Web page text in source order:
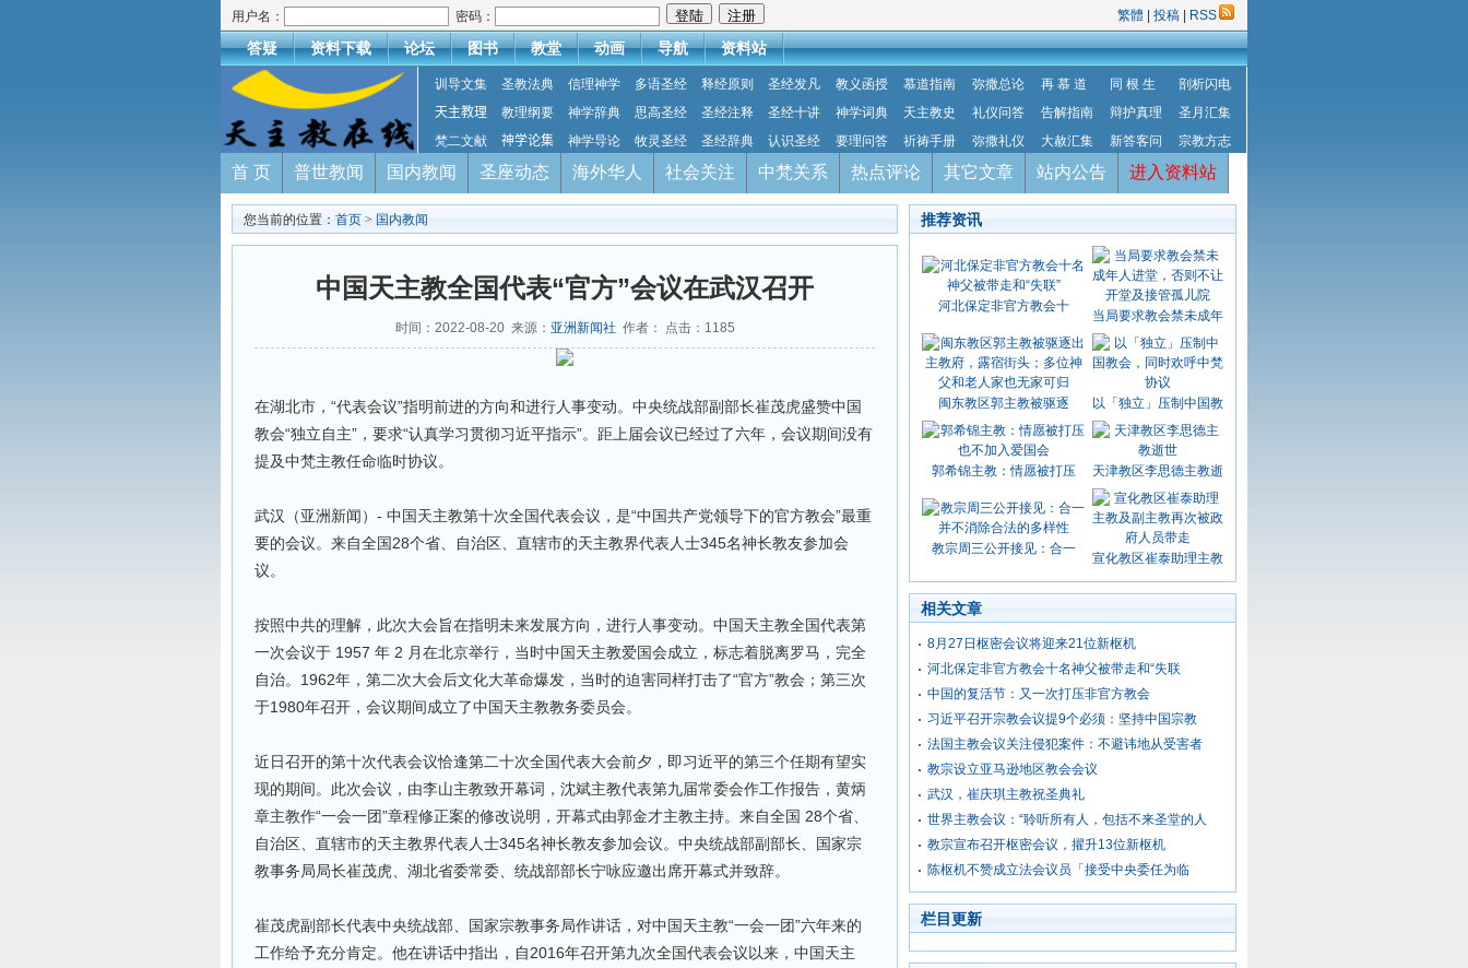
用户名： 密码： 繁體 投稿 RSS
答疑 资料下载 论坛 图书 教堂 动画 导航 资料站
训导文集 圣教法典 信理神学 多语圣经 释经原则 圣经发凡 教义函授 慕道指南 弥撒总论 再 慕 道 同 根 生
剖析闪电
天主教理
教理纲要 神学辞典 思高圣经 圣经注释 圣经十讲 神学词典 天主教史 礼仪问答 告解指南 辩护真理
圣月汇集
梵二文献
神学论集 神学导论 牧灵圣经 圣经辞典 认识圣经 要理问答 祈祷手册 弥撒礼仪 大赦汇集 新答客问 宗教方志
首 页 普世教闻 国内教闻 圣座动态 海外华人 社会关注 中梵关系 热点评论 其它文章 站内公告 进入资料站
您当前的位置： 首页 > 国内教闻
中国天主教全国代表“官方”会议在武汉召开
时间：2022-08-20 来源： 亚洲新闻社 作者： 点击： 1185
在湖北市，“代表会议”指明前进的方向和进行人事变动。中央统战部副部长崔茂虎盛赞中国
教会“独立自主”，要求“认真学习贯彻习近平指示”。距上届会议已经过了六年，会议期间没有
提及中梵主教任命临时协议。
武汉（亚洲新闻）- 中国天主教第十次全国代表会议，是“中国共产党领导下的官方教会”最重
要的会议。来自全国28个省、自治区、直辖市的天主教界代表人士345名神长教友参加会
议。
按照中共的理解，此次大会旨在指明未来发展方向，进行人事变动。中国天主教全国代表第
一次会议于 1957 年 2 月在北京举行，当时中国天主教爱国会成立，标志着脱离罗马，完全
自治。1962年，第二次大会后文化大革命爆发，当时的迫害同样打击了“官方”教会；第三次
于1980年召开，会议期间成立了中国天主教教务委员会。
近日召开的第十次代表会议恰逢第二十次全国代表大会前夕，即习近平的第三个任期有望实
现的期间。此次会议，由李山主教致开幕词，沈斌主教代表第九届常委会作工作报告，黄炳
章主教作“一会一团”章程修正案的修改说明，开幕式由郭金才主教主持。来自全国 28个省、
自治区、直辖市的天主教界代表人士345名神长教友参加会议。中央统战部副部长、国家宗
教事务局局长崔茂虎、湖北省委常委、统战部部长宁咏应邀出席开幕式并致辞。
崔茂虎副部长代表中央统战部、国家宗教事务局作讲话，对中国天主教“一会一团”六年来的
工作给予充分肯定。他在讲话中指出，自2016年召开第九次全国代表会议以来，中国天主
推荐资讯
河北保定非官方教会十
当局要求教会禁未成年
闽东教区郭主教被驱逐 以「独立」压制中国教
郭希锦主教：情愿被打压 天津教区李思德主教逝
教宗周三公开接见：合一
宣化教区崔泰助理主教
相关文章
8月27日枢密会议将迎来21位新枢机
河北保定非官方教会十名神父被带走和“失联
中国的复活节：又一次打压非官方教会
习近平召开宗教会议提9个必须：坚持中国宗教
法国主教会议关注侵犯案件：不避讳地从受害者
教宗设立亚马逊地区教会会议
武汉，崔庆琪主教祝圣典礼
世界主教会议：“聆听所有人，包括不来圣堂的人
教宗宣布召开枢密会议，擢升13位新枢机
陈枢机不赞成立法会议员「接受中央委任为临
栏目更新